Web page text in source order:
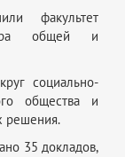
факультет
общей и
социально-
общества и
решения.
35 докладов,